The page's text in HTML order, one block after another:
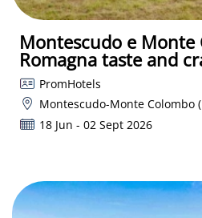
Montescudo e Monte
Romagna taste and
PromHotels
Montescudo-Monte Colombo
18 Jun - 02 Sept 2026